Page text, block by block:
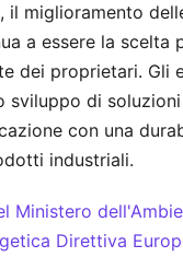
il miglioramento
a essere la scelta
dei proprietari. Gli
sviluppo di
con una
industriali.
Ministero
Direttiva